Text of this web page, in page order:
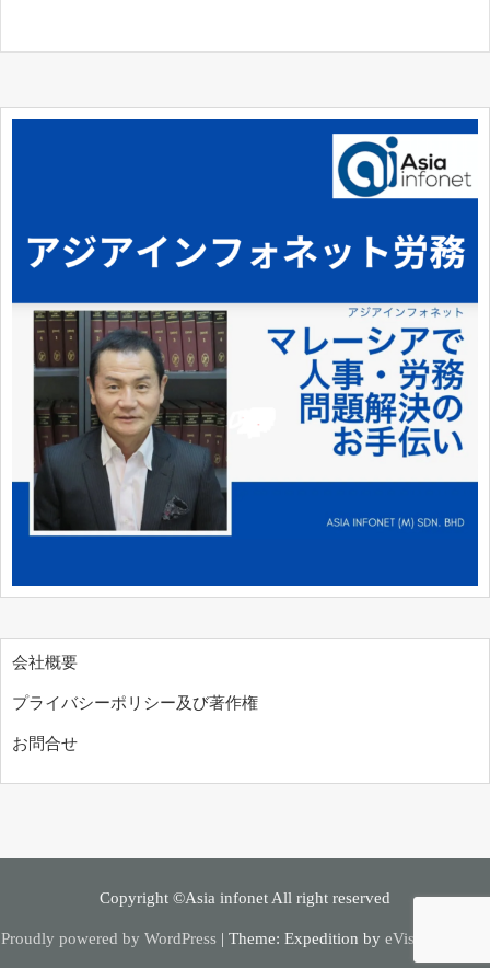
会社概要
プライバシーポリシー及び著作権
お問合せ
Copyright ©Asia infonet All right reserved
Proudly powered by WordPress | Theme: Expedition by eVisionThemes